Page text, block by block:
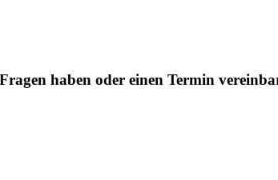
haben oder einen Termin